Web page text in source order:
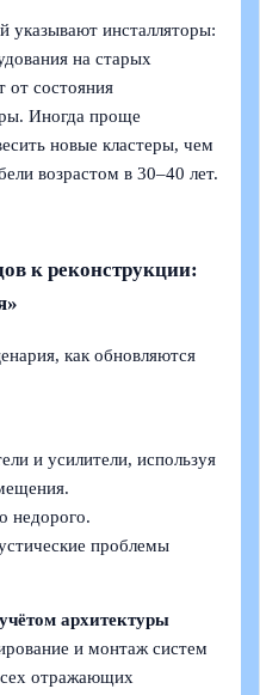
указывают инсталляторы:
на старых
от состояния
Иногда проще
новые кластеры, чем
возрастом в 30–40 лет.
к реконструкции:
как обновляются
и усилители, используя
недорого.
проблемы
архитектуры
и монтаж систем
отражающих